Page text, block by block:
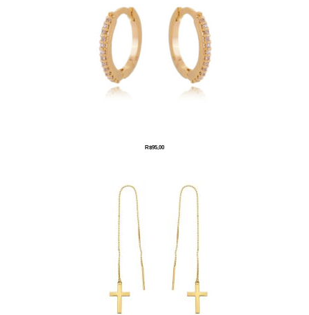
R$95,00